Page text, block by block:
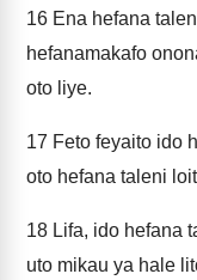
16 Ena hefana
hefanamakafo
oto liye.
17 Feto feyaito ido
oto hefana taleni
18 Lifa, ido hefana
uto mikau ya hale